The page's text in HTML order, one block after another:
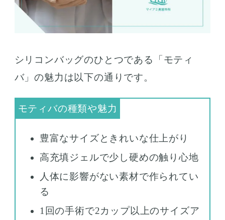
シリコンバッグのひとつである「モティ
バ」の魅力は以下の通りです。
豊富なサイズときれいな仕上がり
高充填ジェルで少し硬めの触り心地
人体に影響がない素材で作られてい
る
1回の手術で2カップ以上のサイズア